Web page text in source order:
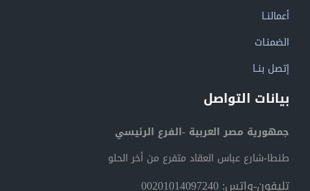
أعمالنــا
الضمنـات
إتصل بنــا
بيانات التواصل
جمهورية مصر العربية -الفرع الرئيسي
طنطا-شارع عباس العقاد متفرع من أخر الحلو
تليفون-واتس: 00201014097240